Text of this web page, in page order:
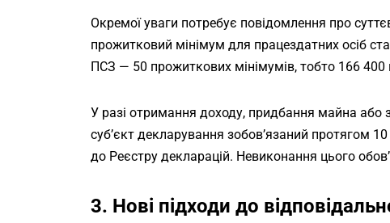
Окремої уваги потребує повідомлення про
прожитковий мінімум для працездатних осіб
ПСЗ — 50 прожиткових мінімумів, тобто 166 400
У разі отримання доходу, придбання майна або
суб’єкт декларування зобов’язаний протягом
до Реєстру декларацій. Невиконання цього
3. Нові підходи до